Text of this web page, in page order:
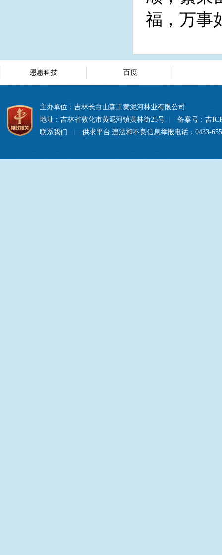
福，万事
恩惠科技 百度
主办单位：吉林长白山森工黄泥河林业有限公司
地址：吉林省敦化市黄泥河镇黄林街25号
备案号： 吉
联系我们
供求平台 违法和不良信息举报电话：0433-